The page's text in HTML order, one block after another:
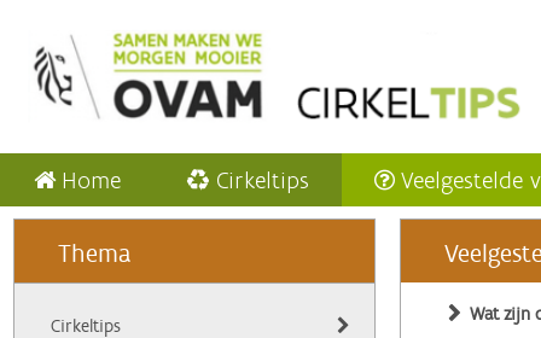
Home Cirkeltips Veelgestelde
Thema
Cirkeltips
Wat zijn